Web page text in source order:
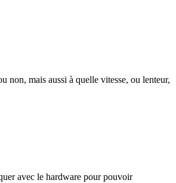
non, mais aussi à quelle vitesse, ou lenteur,
avec le hardware pour pouvoir